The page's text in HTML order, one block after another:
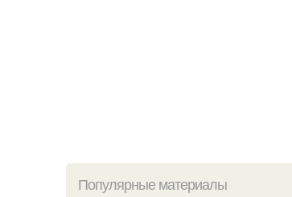
Популярные материалы